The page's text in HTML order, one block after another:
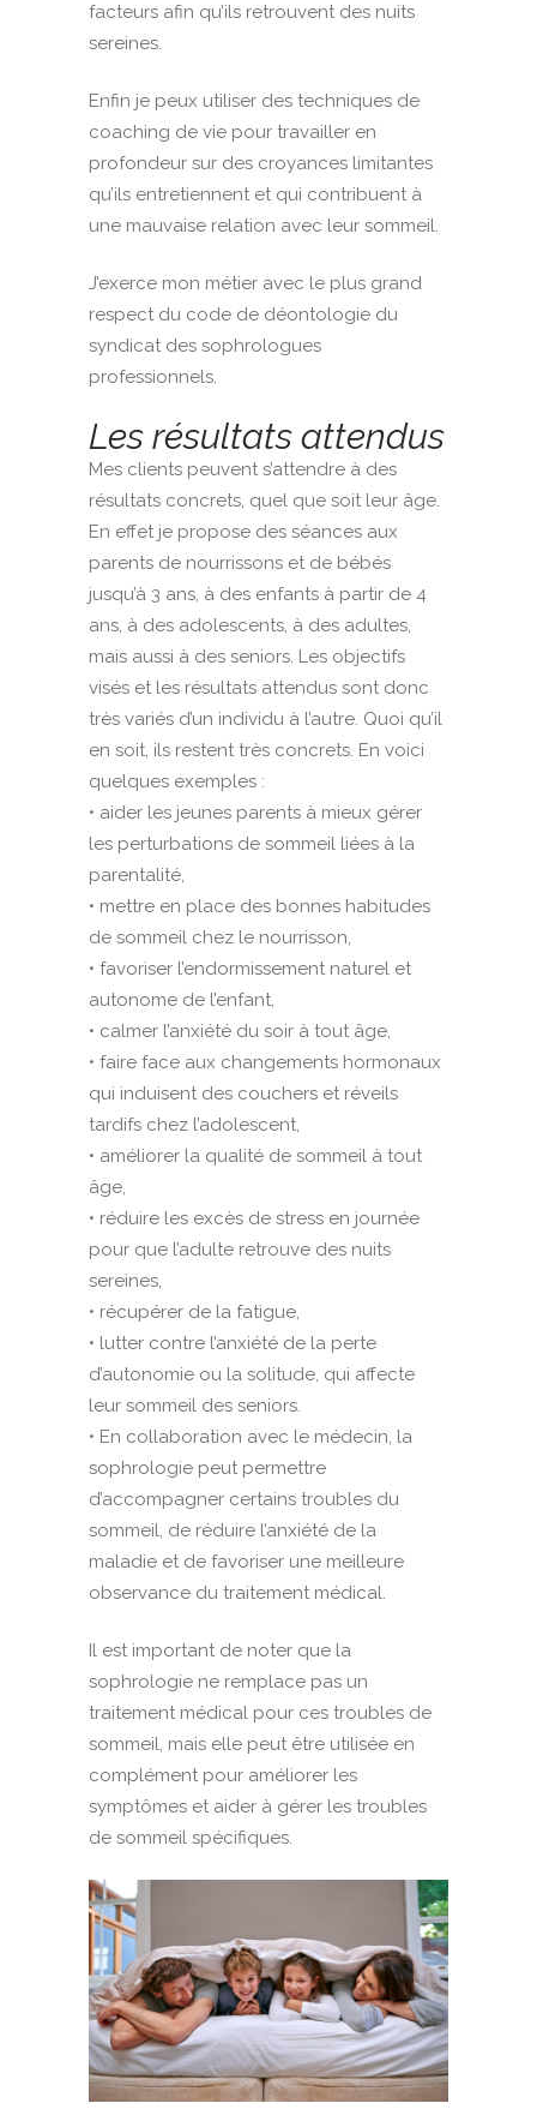
facteurs afin qu’ils retrouvent des nuits
sereines.
Enfin je peux utiliser des techniques de
coaching de vie pour travailler en
profondeur sur des croyances limitantes
qu’ils entretiennent et qui contribuent à
une mauvaise relation avec leur sommeil.
J’exerce mon métier avec le plus grand
respect du code de déontologie du
syndicat des sophrologues
professionnels.
Les résultats attendus
Mes clients peuvent s’attendre à des
résultats concrets, quel que soit leur âge.
En effet je propose des séances aux
parents de nourrissons et de bébés
jusqu’à 3 ans, à des enfants à partir de 4
ans, à des adolescents, à des adultes,
mais aussi à des seniors. Les objectifs
visés et les résultats attendus sont donc
très variés d’un individu à l’autre. Quoi qu’il
en soit, ils restent très concrets. En voici
quelques exemples :
• aider les jeunes parents à mieux gérer
les perturbations de sommeil liées à la
parentalité,
• mettre en place des bonnes habitudes
de sommeil chez le nourrisson,
• favoriser l’endormissement naturel et
autonome de l’enfant,
• calmer l’anxiété du soir à tout âge,
• faire face aux changements hormonaux
qui induisent des couchers et réveils
tardifs chez l’adolescent,
• améliorer la qualité de sommeil à tout
âge,
• réduire les excès de stress en journée
pour que l’adulte retrouve des nuits
sereines,
• récupérer de la fatigue,
• lutter contre l’anxiété de la perte
d’autonomie ou la solitude, qui affecte
leur sommeil des seniors.
• En collaboration avec le médecin, la
sophrologie peut permettre
d’accompagner certains troubles du
sommeil, de réduire l’anxiété de la
maladie et de favoriser une meilleure
observance du traitement médical.
Il est important de noter que la
sophrologie ne remplace pas un
traitement médical pour ces troubles de
sommeil, mais elle peut être utilisée en
complément pour améliorer les
symptômes et aider à gérer les troubles
de sommeil spécifiques.